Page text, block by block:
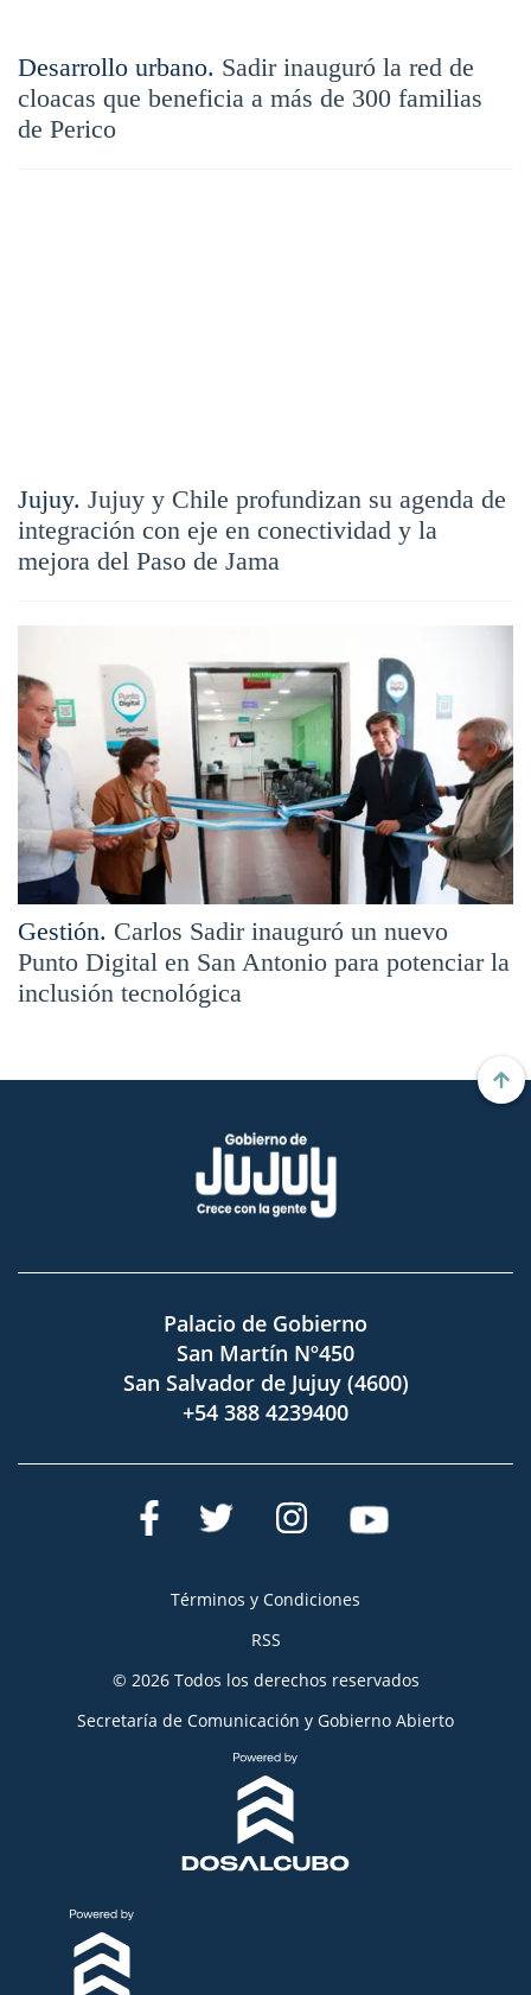
Desarrollo urbano. Sadir inauguró la red de
cloacas que beneficia a más de 300 familias
de Perico
Jujuy. Jujuy y Chile profundizan su agenda de
integración con eje en conectividad y la
mejora del Paso de Jama
Gestión. Carlos Sadir inauguró un nuevo
Punto Digital en San Antonio para potenciar la
inclusión tecnológica
Palacio de Gobierno
San Martín Nº450
San Salvador de Jujuy (4600)
+54 388 4239400
Términos y Condiciones
RSS
© 2026 Todos los derechos reservados
Secretaría de Comunicación y Gobierno Abierto